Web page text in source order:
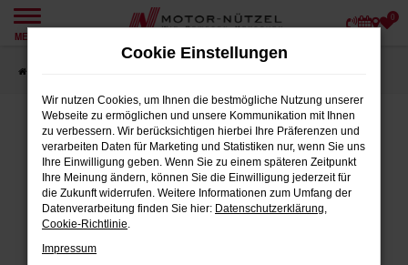
Zum
springen
MENÜ
0
FEHLER: NETWORK ERROR
Beim Laden ist ein Fehler aufgetreten.
Hier sind ein paar Tipps, die dir helfen können:
Überprüfe deine Firewall und deine
Cookie Einstellungen
Wir nutzen Cookies, um Ihnen die bestmögliche Nutzung unserer
Webseite zu ermöglichen und unsere Kommunikation mit Ihnen
zu verbessern. Wir berücksichtigen hierbei Ihre Präferenzen und
verarbeiten Daten für Marketing und Statistiken nur, wenn Sie uns
Ihre Einwilligung geben. Wenn Sie zu einem späteren Zeitpunkt
Ihre Meinung ändern, können Sie die Einwilligung jederzeit für
die Zukunft widerrufen. Weitere Informationen zum Umfang der
Datenverarbeitung finden Sie hier: Datenschutzerklärung,
Cookie-Richtlinie.
Impressum